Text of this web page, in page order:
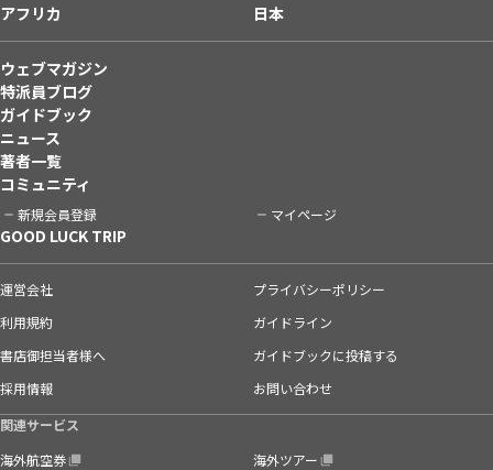
アフリカ
日本
ウェブマガジン
特派員ブログ
ガイドブック
ニュース
著者一覧
コミュニティ
新規会員登録 マイページ
GOOD LUCK TRIP
運営会社
プライバシーポリシー
利用規約
ガイドライン
書店御担当者様へ
ガイドブックに投稿する
採用情報
お問い合わせ
関連サービス
海外航空券
海外ツアー